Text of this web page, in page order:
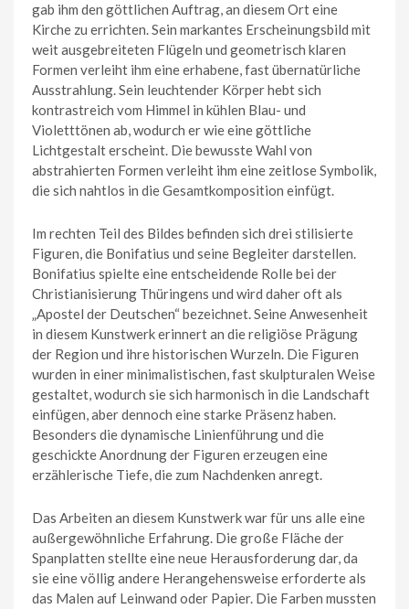
gab ihm den göttlichen Auftrag, an diesem Ort eine
Kirche zu errichten. Sein markantes Erscheinungsbild mit
weit ausgebreiteten Flügeln und geometrisch klaren
Formen verleiht ihm eine erhabene, fast übernatürliche
Ausstrahlung. Sein leuchtender Körper hebt sich
kontrastreich vom Himmel in kühlen Blau- und
Violetttönen ab, wodurch er wie eine göttliche
Lichtgestalt erscheint. Die bewusste Wahl von
abstrahierten Formen verleiht ihm eine zeitlose Symbolik,
die sich nahtlos in die Gesamtkomposition einfügt.
Im rechten Teil des Bildes befinden sich drei stilisierte
Figuren, die Bonifatius und seine Begleiter darstellen.
Bonifatius spielte eine entscheidende Rolle bei der
Christianisierung Thüringens und wird daher oft als
„Apostel der Deutschen“ bezeichnet. Seine Anwesenheit
in diesem Kunstwerk erinnert an die religiöse Prägung
der Region und ihre historischen Wurzeln. Die Figuren
wurden in einer minimalistischen, fast skulpturalen Weise
gestaltet, wodurch sie sich harmonisch in die Landschaft
einfügen, aber dennoch eine starke Präsenz haben.
Besonders die dynamische Linienführung und die
geschickte Anordnung der Figuren erzeugen eine
erzählerische Tiefe, die zum Nachdenken anregt.
Das Arbeiten an diesem Kunstwerk war für uns alle eine
außergewöhnliche Erfahrung. Die große Fläche der
Spanplatten stellte eine neue Herausforderung dar, da
sie eine völlig andere Herangehensweise erforderte als
das Malen auf Leinwand oder Papier. Die Farben mussten